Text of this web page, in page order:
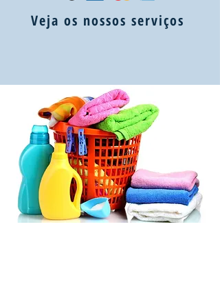
Veja os nossos serviços